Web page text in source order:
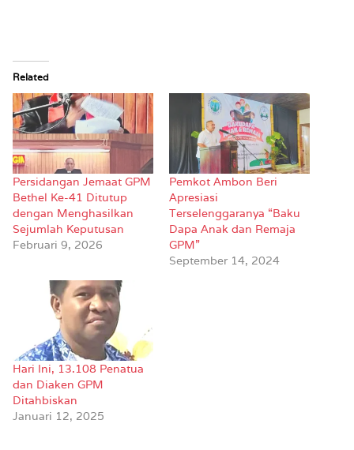
Related
Persidangan Jemaat GPM
Bethel Ke-41 Ditutup
dengan Menghasilkan
Sejumlah Keputusan
Februari 9, 2026
Pemkot Ambon Beri
Apresiasi
Terselenggaranya “Baku
Dapa Anak dan Remaja
GPM”
September 14, 2024
Hari Ini, 13.108 Penatua
dan Diaken GPM
Ditahbiskan
Januari 12, 2025